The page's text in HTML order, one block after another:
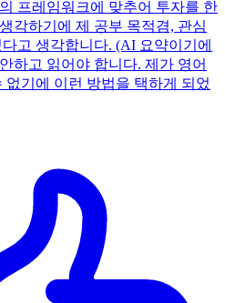
프레임워크에 맞추어 투자를 한
각하기에 제 공부 목적겸, 관심
고 생각합니다. (AI 요약이기에
하고 읽어야 합니다. 제가 영어
기에 이런 방법을 택하게 되었